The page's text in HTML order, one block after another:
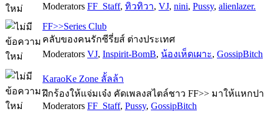
Moderators FF_Staff, ทิวทิวา, VJ, nini, Pussy, alienlazer.
FF>>Series Club
คลับของคนรักซีรี่ยส์ ต่างประเทศ
Moderators VJ, Inspirit-BomB, น้องเห็ดเผาะ, GossipBitch
KaraoKe Zone ลั้ลล้า
ฝึกร้องให้แจ่มเจ๋ง คัดเพลงสไตล์ชาว FF>> มาให้แหก
Moderators FF_Staff, Pussy, GossipBitch